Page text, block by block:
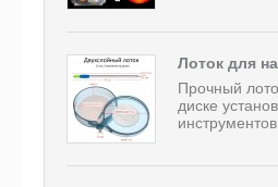
Лоток для
Прочный
диске